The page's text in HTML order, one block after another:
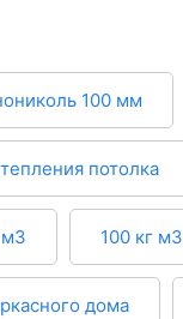
100 мм
потолка
м3 100 кг м3
дома